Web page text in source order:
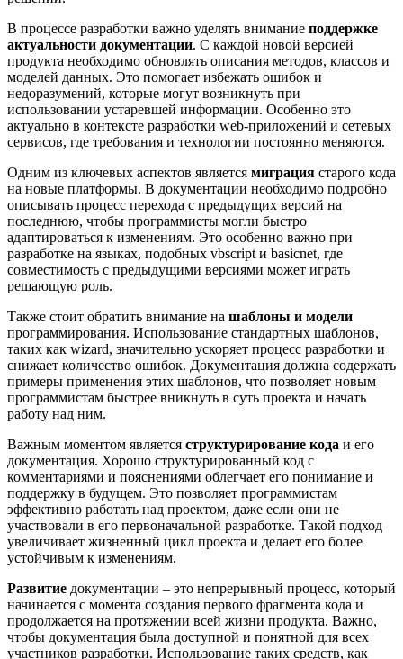
В процессе разработки важно уделять внимание поддержке
актуальности документации. С каждой новой версией
продукта необходимо обновлять описания методов, классов и
моделей данных. Это помогает избежать ошибок и
недоразумений, которые могут возникнуть при
использовании устаревшей информации. Особенно это
актуально в контексте разработки web-приложений и сетевых
сервисов, где требования и технологии постоянно меняются.
Одним из ключевых аспектов является миграция старого кода
на новые платформы. В документации необходимо подробно
описывать процесс перехода с предыдущих версий на
последнюю, чтобы программисты могли быстро
адаптироваться к изменениям. Это особенно важно при
разработке на языках, подобных vbscript и basicnet, где
совместимость с предыдущими версиями может играть
решающую роль.
Также стоит обратить внимание на шаблоны и модели
программирования. Использование стандартных шаблонов,
таких как wizard, значительно ускоряет процесс разработки и
снижает количество ошибок. Документация должна содержать
примеры применения этих шаблонов, что позволяет новым
программистам быстрее вникнуть в суть проекта и начать
работу над ним.
Важным моментом является структурирование кода и его
документация. Хорошо структурированный код с
комментариями и пояснениями облегчает его понимание и
поддержку в будущем. Это позволяет программистам
эффективно работать над проектом, даже если они не
участвовали в его первоначальной разработке. Такой подход
увеличивает жизненный цикл проекта и делает его более
устойчивым к изменениям.
Развитие документации – это непрерывный процесс, который
начинается с момента создания первого фрагмента кода и
продолжается на протяжении всей жизни продукта. Важно,
чтобы документация была доступной и понятной для всех
участников разработки. Использование таких средств, как